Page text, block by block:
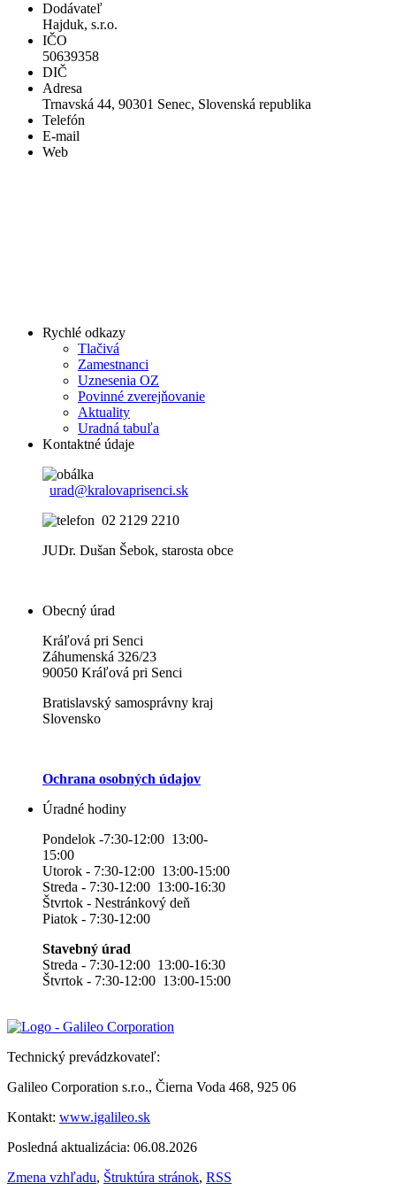
Dodávateľ
Hajduk, s.r.o.
IČO
50639358
DIČ
Adresa
Trnavská 44, 90301 Senec, Slovenská republika
Telefón
E-mail
Web
Rychlé odkazy
Tlačivá
Zamestnanci
Uznesenia OZ
Povinné zverejňovanie
Aktuality
Uradná tabuľa
Kontaktné údaje
urad@kralovaprisenci.sk
02 2129 2210
JUDr. Dušan Šebok, starosta obce
Obecný úrad
Kráľová pri Senci
Záhumenská 326/23
90050 Kráľová pri Senci
Bratislavský samosprávny kraj
Slovensko
Ochrana osobných údajov
Úradné hodiny
Pondelok -7:30-12:00 13:00-
15:00
Utorok - 7:30-12:00 13:00-15:00
Streda - 7:30-12:00 13:00-16:30
Štvrtok - Nestránkový deň
Piatok - 7:30-12:00
Stavebný úrad
Streda - 7:30-12:00 13:00-16:30
Štvrtok - 7:30-12:00 13:00-15:00
Technický prevádzkovateľ:
Galileo Corporation s.r.o., Čierna Voda 468, 925 06
Kontakt: www.igalileo.sk
Posledná aktualizácia: 06.08.2026
Zmena vzhľadu, Štruktúra stránok, RSS